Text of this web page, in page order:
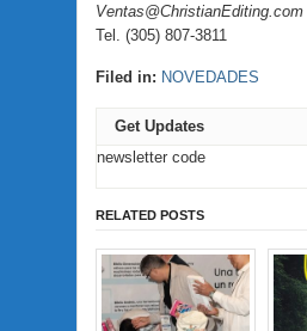
Ventas@ChristianEditing.com
Tel. (305) 807-3811
Filed in: NOVEDADES
Get Updates
newsletter code
RELATED POSTS